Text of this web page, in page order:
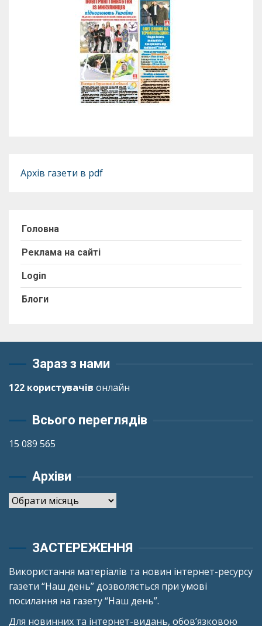
Архів газети в pdf
Головна
Реклама на сайті
Login
Блоги
Зараз з нами
122 користувачів онлайн
Всього переглядів
15 089 565
Архіви
Архіви
ЗАСТЕРЕЖЕННЯ
Використання матеріалів та новин інтернет-ресурсу
газети “Наш день” дозволяється при умові
посилання на газету “Наш день”.
Для новинних та інтернет-видань, обов’язковою